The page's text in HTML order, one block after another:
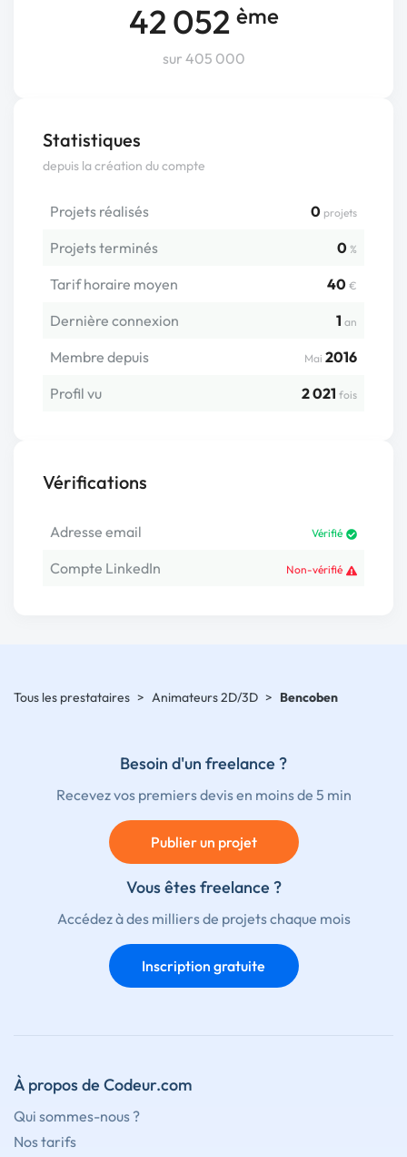
42 052 ème
sur 405 000
Statistiques
depuis la création du compte
Projets réalisés 0 projets
Projets terminés 0 %
Tarif horaire moyen 40 €
Dernière connexion 1 an
Membre depuis Mai 2016
Profil vu
2 021 fois
Vérifications
Adresse email Vérifié
Compte LinkedIn Non-vérifié
Tous les prestataires > Animateurs 2D/3D > Bencoben
Besoin d'un freelance ?
Recevez vos premiers devis en moins de 5 min
Publier un projet
Vous êtes freelance ?
Accédez à des milliers de projets chaque mois
Inscription gratuite
À propos de Codeur.com
Qui sommes-nous ?
Nos tarifs